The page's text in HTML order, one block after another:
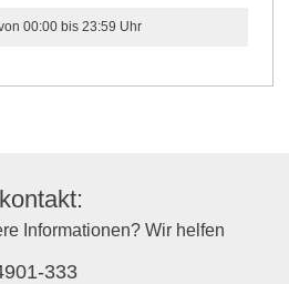
00:00 bis 23:59 Uhr
Informationen? Wir helfen
333